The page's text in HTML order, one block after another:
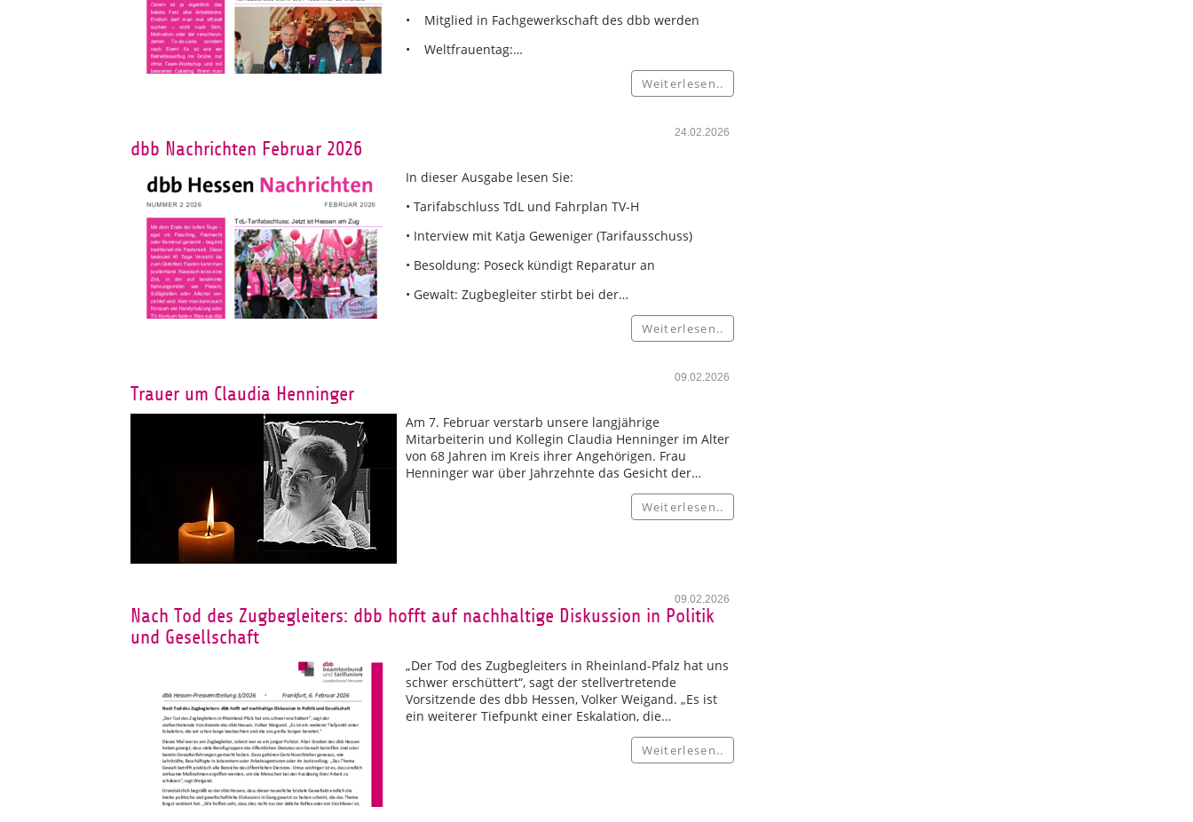
• Mitglied in Fachgewerkschaft des dbb werden
• Weltfrauentag:…
Weiterlesen..
24.02.2026
dbb Nachrichten Februar 2026
In dieser Ausgabe lesen Sie:
• Tarifabschluss TdL und Fahrplan TV-H
• Interview mit Katja Geweniger (Tarifausschuss)
• Besoldung: Poseck kündigt Reparatur an
• Gewalt: Zugbegleiter stirbt bei der…
Weiterlesen..
09.02.2026
Trauer um Claudia Henninger
Am 7. Februar verstarb unsere langjährige
Mitarbeiterin und Kollegin Claudia Henninger im Alter
von 68 Jahren im Kreis ihrer Angehörigen. Frau
Henninger war über Jahrzehnte das Gesicht der…
Weiterlesen..
09.02.2026
Nach Tod des Zugbegleiters: dbb hofft auf nachhaltige Diskussion in Politik
und Gesellschaft
„Der Tod des Zugbegleiters in Rheinland-Pfalz hat uns
schwer erschüttert“, sagt der stellvertretende
Vorsitzende des dbb Hessen, Volker Weigand. „Es ist
ein weiterer Tiefpunkt einer Eskalation, die…
Weiterlesen..